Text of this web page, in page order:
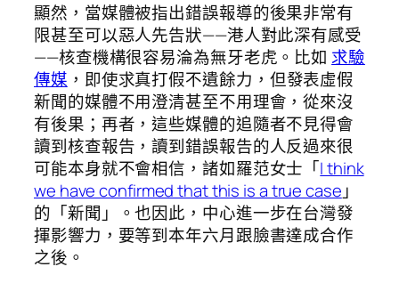
顯然，當媒體被指出錯誤報導的後果非常有
限甚至可以惡人先告狀——港人對此深有感受
——核查機構很容易淪為無牙老虎。比如 求驗
傳媒 ，即使求真打假不遺餘力，但發表虛假
新聞的媒體不用澄清甚至不用理會，從來沒
有後果；再者，這些媒體的追隨者不見得會
讀到核查報告，讀到錯誤報告的人反過來很
可能本身就不會相信，諸如羅范女士「I think
we have confirmed that this is a true case」
的「新聞」。也因此，中心進一步在台灣發
揮影響力，要等到本年六月跟臉書達成合作
之後。